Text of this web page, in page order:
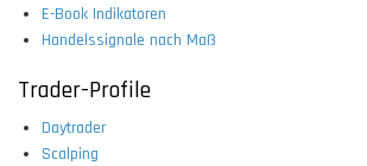
E-Book Indikatoren
Handelssignale nach Maß
Trader-Profile
Daytrader
Scalping